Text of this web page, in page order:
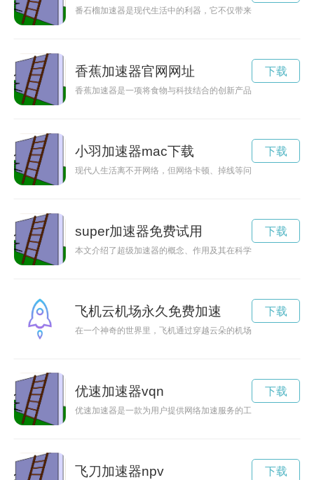
番石榴加速器是现代生活中的利器，它不仅带来健康好处，还
香蕉加速器官网网址
香蕉加速器是一项将食物与科技结合的创新产品，通过香蕉的
下载
小羽加速器mac下载
现代人生活离不开网络，但网络卡顿、掉线等问题也时有发生
下载
super加速器免费试用
本文介绍了超级加速器的概念、作用及其在科学研究中的重要
下载
飞机云机场永久免费加速
在一个神奇的世界里，飞机通过穿越云朵的机场起降，带给乘客
下载
优速加速器vqn
优速加速器是一款为用户提供网络加速服务的工具，能够有效
下载
飞刀加速器npv 下载